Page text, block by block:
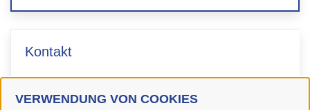
VERWENDUNG VON COOKIES
Kontakt
Bürgerdienste